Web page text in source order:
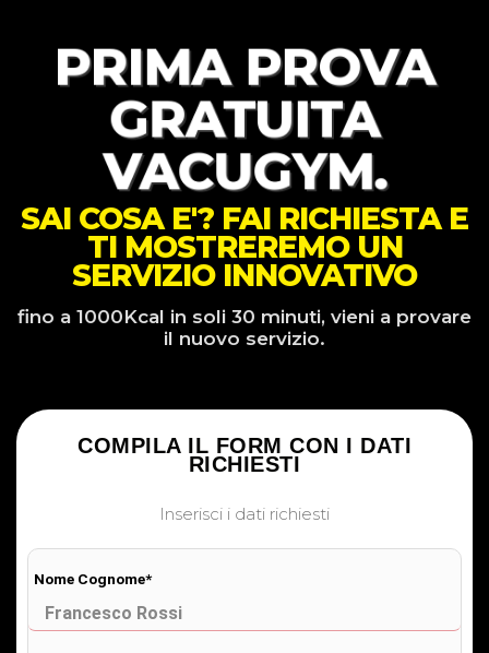
PRIMA PROVA
GRATUITA
VACUGYM.
SAI COSA E'? FAI RICHIESTA E
TI MOSTREREMO UN
SERVIZIO INNOVATIVO
fino a 1000Kcal in soli 30 minuti, vieni a provare
il nuovo servizio.
COMPILA IL FORM CON I DATI
RICHIESTI
Inserisci i dati richiesti
Nome Cognome*